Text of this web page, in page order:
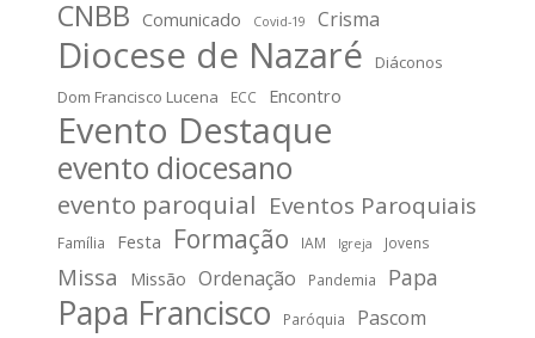
CNBB Comunicado Covid-19 Crisma
Diocese de Nazaré
Diáconos
Dom Francisco Lucena
ECC Encontro
Evento Destaque
evento diocesano
evento paroquial Eventos Paroquiais
Família Festa Formação IAM Igreja Jovens
Missa Missão Ordenação Pandemia Papa
Papa Francisco Paróquia
Pascom